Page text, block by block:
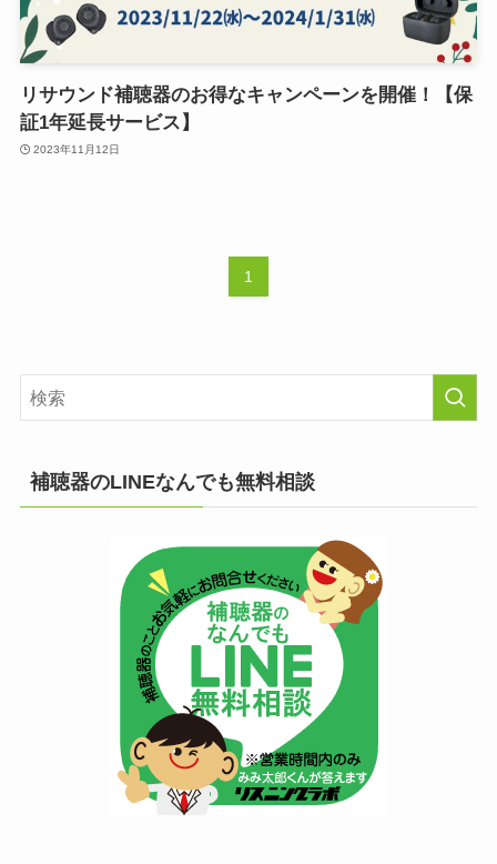
リサウンド補聴器のお得なキャンペーンを開催！【保
証1年延長サービス】
2023年11月12日
1
補聴器のLINEなんでも無料相談